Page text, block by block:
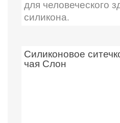
для человеческого
силикона.
Силиконовое
чая Слон